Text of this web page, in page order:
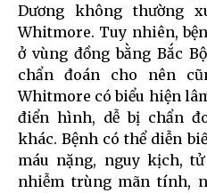
Dương không thường
Whitmore. Tuy nhiên,
ở vùng đồng bằng Bắc
chẩn đoán cho nên
Whitmore có biểu hiện
điển hình, dễ bị chẩn
khác. Bệnh có thể diễn
máu nặng, nguy kịch,
nhiễm trùng mãn tính,